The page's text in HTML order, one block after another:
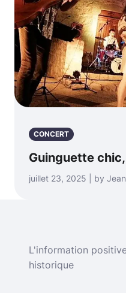
CONCERT
Guinguette
juillet 23, 2025 | by
L'information
historique